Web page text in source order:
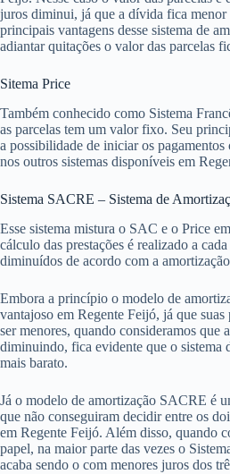
juros diminui, já que a dívida fica menor
principais vantagens desse sistema de
adiantar quitações o valor das parcelas
Sitema Price
Também conhecido como Sistema
as parcelas tem um valor fixo. Seu
a possibilidade de iniciar os
nos outros sistemas disponíveis em
Sistema SACRE – Sistema de
Esse sistema mistura o SAC e o Price
cálculo das prestações é realizado a
diminuídos de acordo com a
Embora a princípio o modelo de
vantajoso em Regente Feijó, já que
ser menores, quando consideramos que
diminuindo, fica evidente que o sistema
mais barato.
Já o modelo de amortização SACRE é
que não conseguiram decidir entre os
em Regente Feijó. Além disso, quando
papel, na maior parte das vezes o
acaba sendo o com menores juros dos